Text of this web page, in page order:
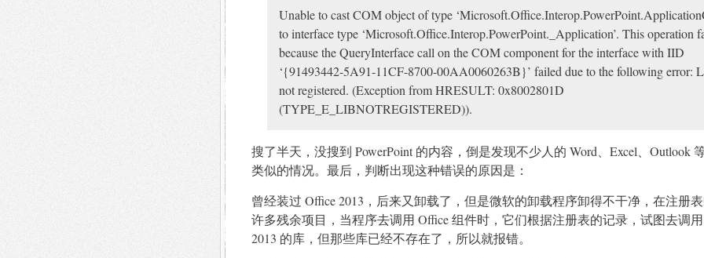
Unable to cast COM object of type
to interface type ‘Microsoft.Office.Interop.PowerPoint._Application’. This operation
because the QueryInterface call on the COM component for the interface with IID
‘{91493442-5A91-11CF-8700-00AA0060263B}’ failed due to the following error:
not registered. (Exception from HRESULT: 0x8002801D
(TYPE_E_LIBNOTREGISTERED)).
搜了半天，没搜到 PowerPoint 的内容，倒是发现不少人的 Word、Excel、Outlook
类似的情况。最后，判断出现这种错误的原因是：
曾经装过 Office 2013，后来又卸载了，但是微软的卸载程序卸得不干净，在注册
许多残余项目，当程序去调用 Office 组件时，它们根据注册表的记录，试图去调
2013 的库，但那些库已经不存在了，所以就报错。